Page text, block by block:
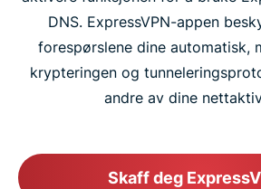
DNS. ExpressVPN-appen
forespørslene dine automatisk,
krypteringen og
andre av dine
Skaff deg